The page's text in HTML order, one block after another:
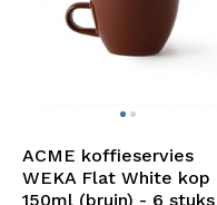
ACME koffieservies
WEKA Flat White kop
150ml (bruin) - 6 stuks